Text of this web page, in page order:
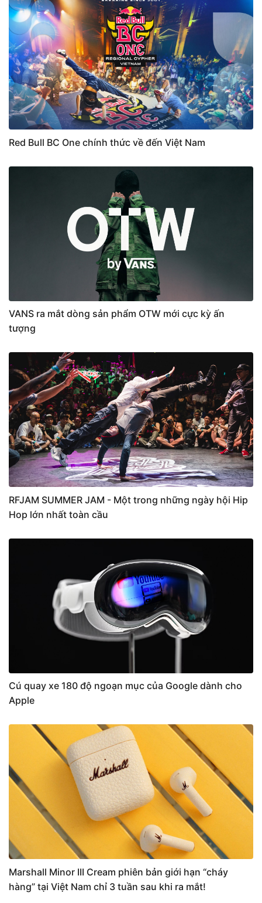
Red Bull BC One chính thức về đến Việt Nam
VANS ra mắt dòng sản phẩm OTW mới cực kỳ ấn
tượng
RFJAM SUMMER JAM - Một trong những ngày hội Hip
Hop lớn nhất toàn cầu
Cú quay xe 180 độ ngoạn mục của Google dành cho
Apple
Marshall Minor III Cream phiên bản giới hạn “cháy
hàng” tại Việt Nam chỉ 3 tuần sau khi ra mắt!